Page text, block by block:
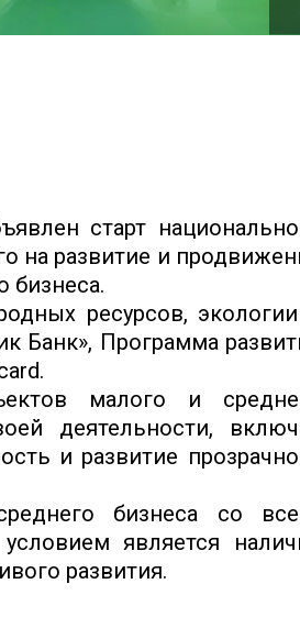
старт
на развитие и
бизнеса.
ресурсов,
Банк», Программа
малого и
деятельности,
и развитие
бизнеса со
является
развития.